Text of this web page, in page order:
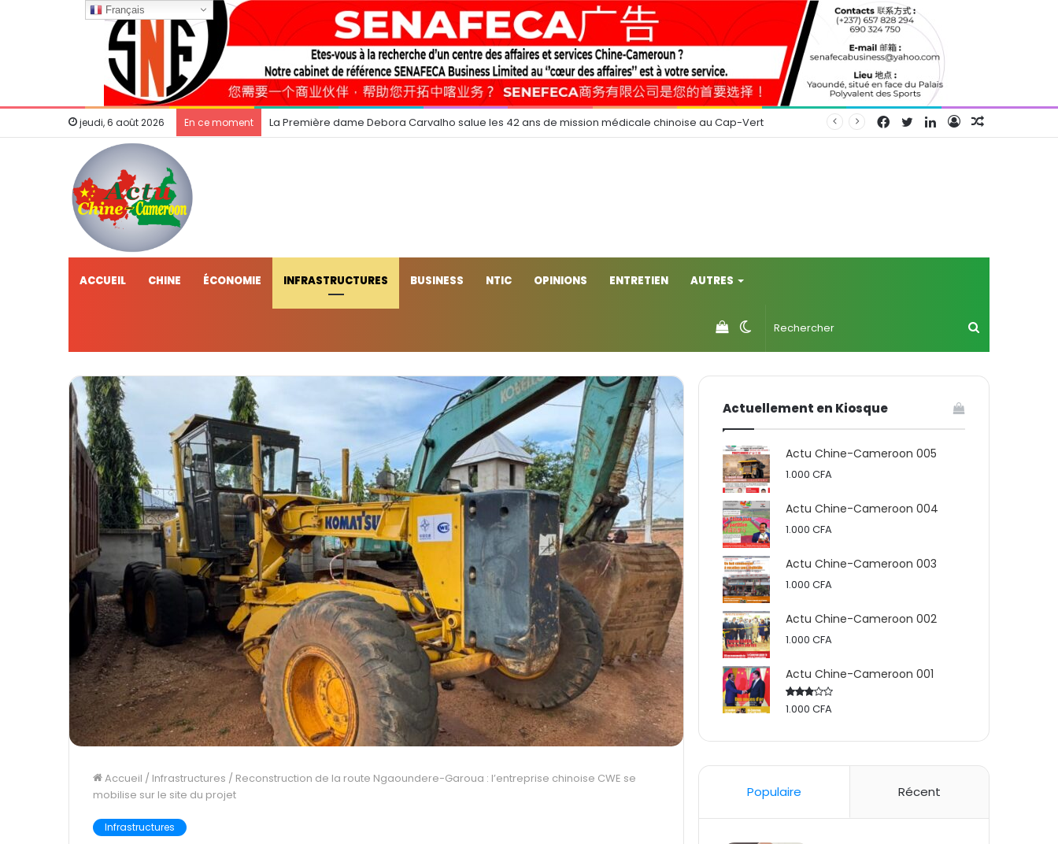
jeudi, 6 août 2026 En ce moment La Première dame Debora Carvalho salue les 42 ans de mission médicale chinoise au Cap-Vert Connexion
Linkedin
Twitter
Facebook
ACCUEIL CHINE ÉCONOMIE INFRASTRUCTURES BUSINESS NTIC OPINIONS ENTRETIEN AUTRES
Switch
skin
Voir
votre
Accueil / Infrastructures / Reconstruction de la route Ngaoundere-Garoua : l’entreprise chinoise CWE se
mobilise sur le site du projet
Infrastructures
Actuellement en Kiosque
Actu Chine-Cameroon 005
1.000CFA
Actu Chine-Cameroon 004
1.000CFA
Actu Chine-Cameroon 003
1.000CFA
Actu Chine-Cameroon 002
1.000CFA
Actu Chine-Cameroon 001
Rated
1.000CFA
Populaire Récent
Français